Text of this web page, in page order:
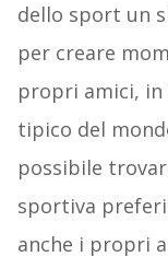
dello sport un
per creare
propri amici, in
tipico del
possibile
sportiva
anche i propri